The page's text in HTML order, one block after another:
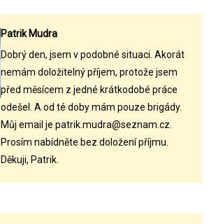
Patrik Mudra
Dobrý den, jsem v podobné situaci. Akorát
nemám doložitelný příjem, protože jsem
před měsícem z jedné krátkodobé práce
odešel. A od té doby mám pouze brigády.
Můj email je patrik.mudra@seznam.cz.
Prosím nabídněte bez doložení příjmu.
Děkuji, Patrik.